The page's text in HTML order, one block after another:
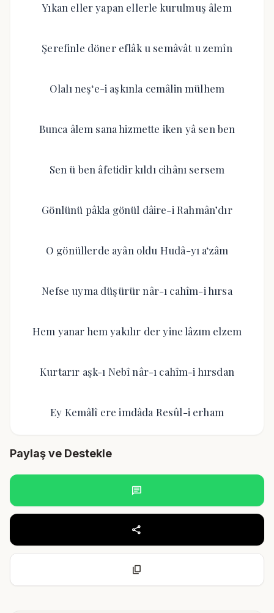
Yıkan eller yapan ellerle kurulmuş âlem
Şerefinle döner eflâk u semâvât u zemîn
Olalı neş‘e-i aşkınla cemâlin mülhem
Bunca âlem sana hizmette iken yâ sen ben
Sen ü ben âfetidir kıldı cihânı sersem
Gönlünü pâkla gönül dâire-i Rahmân’dır
O gönüllerde ayân oldu Hudâ-yı a‘zâm
Nefse uyma düşürür nâr-ı cahîm-i hırsa
Hem yanar hem yakılır der yine lâzım elzem
Kurtarır aşk-ı Nebî nâr-ı cahîm-i hırsdan
Ey Kemâlî ere imdâda Resûl-i erham
Paylaş ve Destekle
chat
share
content_copy